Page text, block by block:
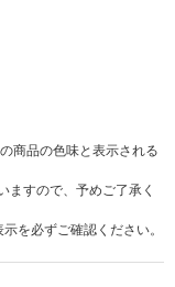
商品の色味と表示される
ますので、予めご了承く
を必ずご確認ください。